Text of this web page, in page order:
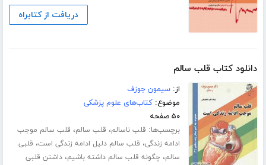
دریافت از کتابراه
دانلود کتاب قلب سالم
از:سیمون جوزف
موضوع:کتاب‌های علوم پزشکی
۵۰ صفحه
برچسب‌ها: قلب ناسالم، قلب سالم، قلب سالم موجب
ادامه زندگی، قلب سالم دلیل ادامه زندگی است، قلبی
سالم، چگونه قلب سالم داشته باشیم،داشتن قلبی